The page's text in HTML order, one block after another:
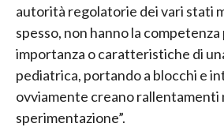
autorità regolatorie dei vari stati
spesso, non hanno la
importanza o caratteristiche di
pediatrica, portando a blocchi e
ovviamente creano rallentamenti
sperimentazione”.